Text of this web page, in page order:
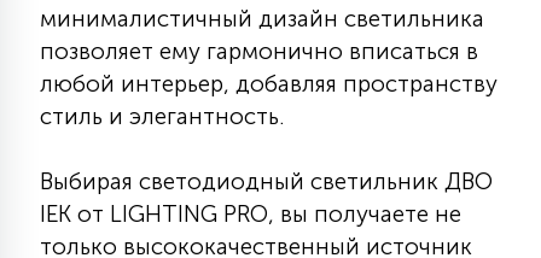
минималистичный дизайн светильника
позволяет ему гармонично вписаться в
любой интерьер, добавляя пространству
стиль и элегантность.
Выбирая светодиодный светильник ДВО
IEK от LIGHTING PRO, вы получаете не
только высококачественный источник